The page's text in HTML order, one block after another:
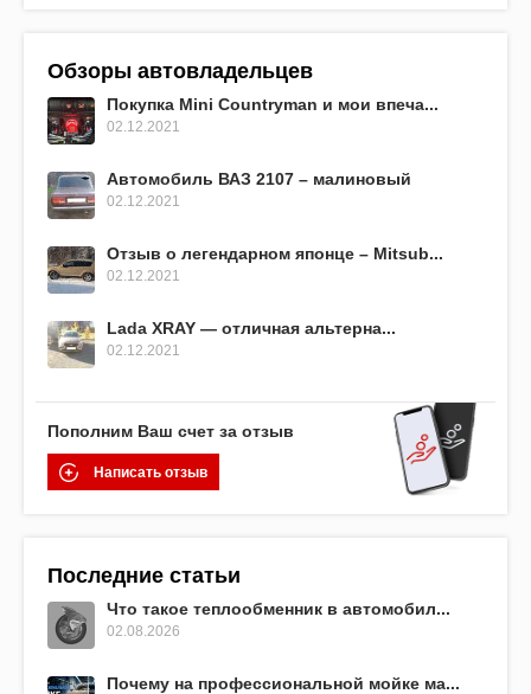
Обзоры автовладельцев
Покупка Mini Countryman и мои впеча...
02.12.2021
Автомобиль ВАЗ 2107 – малиновый
02.12.2021
Отзыв о легендарном японце – Mitsub...
02.12.2021
Lada XRAY — отличная альтерна...
02.12.2021
Пополним Ваш счет за отзыв
Написать отзыв
Последние статьи
Что такое теплообменник в автомобил...
02.08.2026
Почему на профессиональной мойке ма...